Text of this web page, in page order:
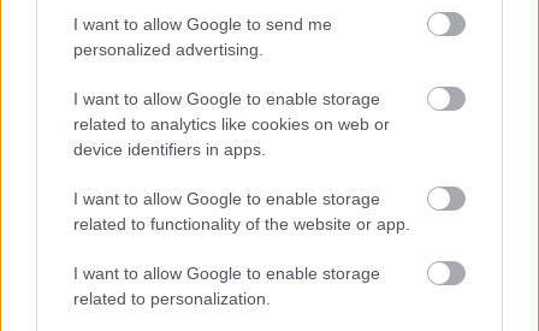
I want to allow Google to send me
personalized advertising.
I want to allow Google to enable storage
related to analytics like cookies on web or
device identifiers in apps.
I want to allow Google to enable storage
related to functionality of the website or app.
I want to allow Google to enable storage
related to personalization.